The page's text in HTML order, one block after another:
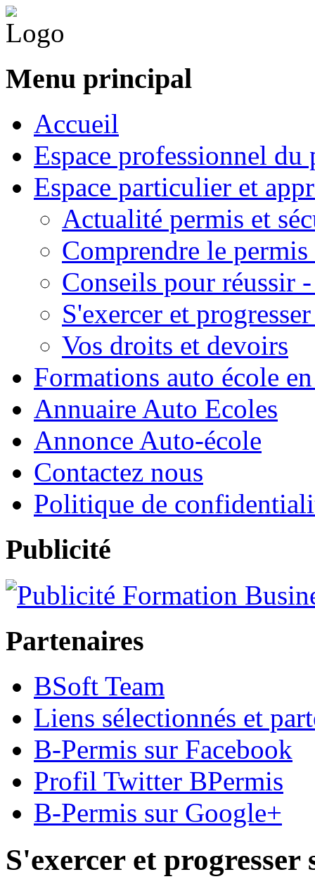
Menu principal
Accueil
Espace professionnel
Espace particulier et
Actualité permis et
Comprendre le permis
Conseils pour réussir
S'exercer et
Vos droits et devoirs
Formations auto école
Annuaire Auto Ecoles
Annonce Auto-école
Contactez nous
Politique de
Publicité
Partenaires
BSoft Team
Liens sélectionnés et
B-Permis sur Facebook
Profil Twitter BPermis
B-Permis sur Google+
S'exercer et progresser